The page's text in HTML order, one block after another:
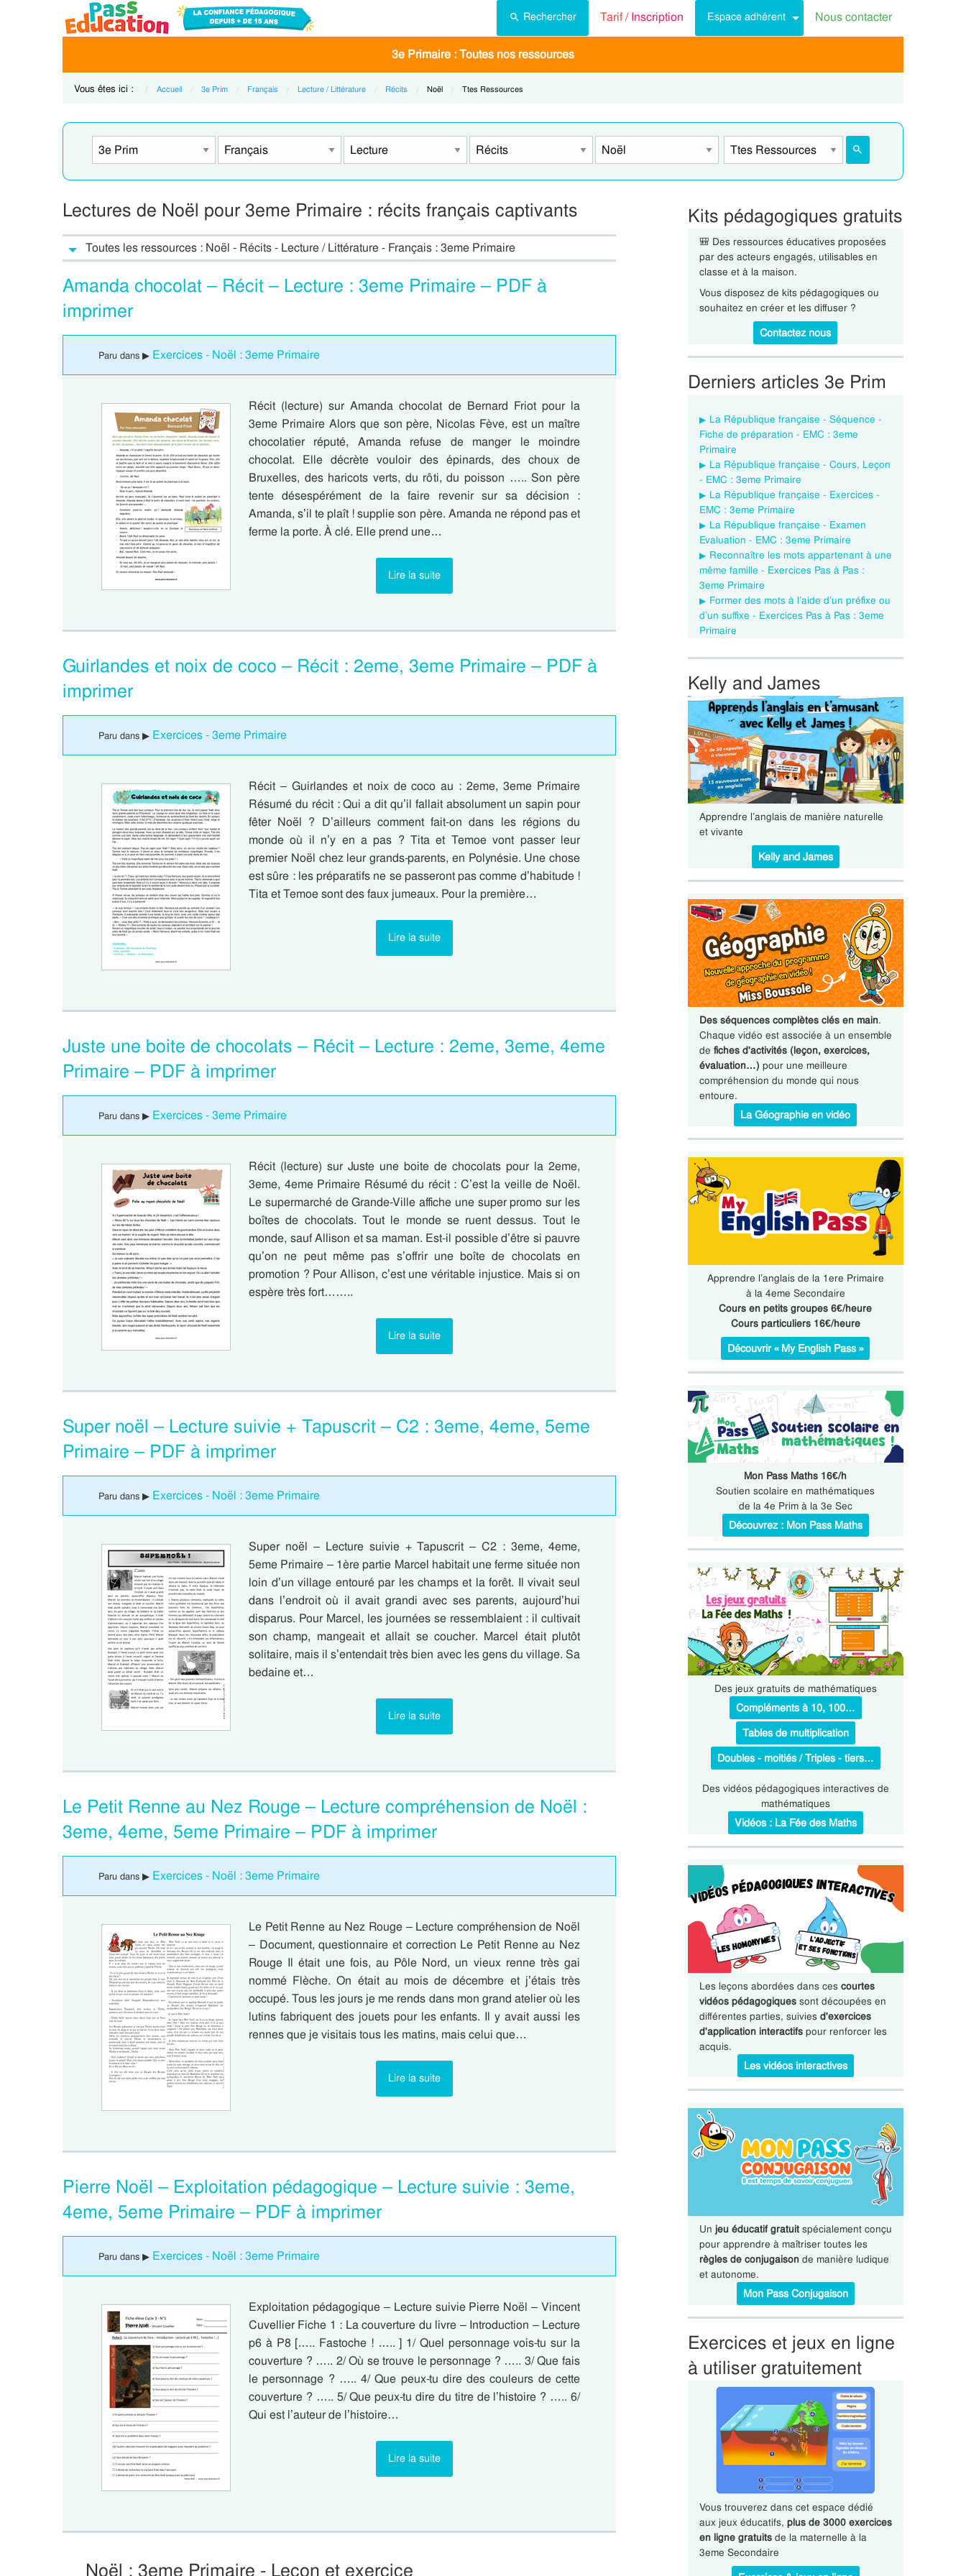
Rechercher Tarif /Inscription Espace adhérent Nous contacter
3e Primaire : Toutes nos ressources
Vous êtes ici : Accueil 3e Prim Français Lecture / Littérature Récits Current:
Noël Current:
Ttes Ressources
Lectures de Noël pour 3eme Primaire : récits français captivants
Toutes les ressources : Noël - Récits - Lecture / Littérature - Français : 3eme Primaire
Amanda chocolat – Récit – Lecture : 3eme Primaire – PDF à
imprimer
Paru dans ▶ Exercices - Noël : 3eme Primaire
Récit (lecture) sur Amanda chocolat de Bernard Friot pour la
3eme Primaire Alors que son père, Nicolas Fève, est un maître
chocolatier réputé, Amanda refuse de manger le moindre
chocolat. Elle décrète vouloir des épinards, des choux de
Bruxelles, des haricots verts, du rôti, du poisson ….. Son père
tente désespérément de la faire revenir sur sa décision :
Amanda, s’il te plaît ! supplie son père. Amanda ne répond pas et
ferme la porte. À clé. Elle prend une…
Lire la suite
Guirlandes et noix de coco – Récit : 2eme, 3eme Primaire – PDF à
imprimer
Paru dans ▶ Exercices - 3eme Primaire
Récit – Guirlandes et noix de coco au : 2eme, 3eme Primaire
Résumé du récit : Qui a dit qu’il fallait absolument un sapin pour
fêter Noël ? D’ailleurs comment fait-on dans les régions du
monde où il n’y en a pas ? Tita et Temoe vont passer leur
premier Noël chez leur grands-parents, en Polynésie. Une chose
est sûre : les préparatifs ne se passeront pas comme d’habitude !
Tita et Temoe sont des faux jumeaux. Pour la première…
Lire la suite
Juste une boite de chocolats – Récit – Lecture : 2eme, 3eme, 4eme
Primaire – PDF à imprimer
Paru dans ▶ Exercices - 3eme Primaire
Récit (lecture) sur Juste une boite de chocolats pour la 2eme,
3eme, 4eme Primaire Résumé du récit : C’est la veille de Noël.
Le supermarché de Grande-Ville affiche une super promo sur les
boîtes de chocolats. Tout le monde se ruent dessus. Tout le
monde, sauf Allison et sa maman. Est-il possible d’être si pauvre
qu’on ne peut même pas s’offrir une boîte de chocolats en
promotion ? Pour Allison, c’est une véritable injustice. Mais si on
espère très fort……..
Lire la suite
Super noël – Lecture suivie + Tapuscrit – C2 : 3eme, 4eme, 5eme
Primaire – PDF à imprimer
Paru dans ▶ Exercices - Noël : 3eme Primaire
Super noël – Lecture suivie + Tapuscrit – C2 : 3eme, 4eme,
5eme Primaire – 1ère partie Marcel habitait une ferme située non
loin d’un village entouré par les champs et la forêt. Il vivait seul
dans l’endroit où il avait grandi avec ses parents, aujourd’hui
disparus. Pour Marcel, les journées se ressemblaient : il cultivait
son champ, mangeait et allait se coucher. Marcel était plutôt
solitaire, mais il s’entendait très bien avec les gens du village. Sa
bedaine et…
Lire la suite
Le Petit Renne au Nez Rouge – Lecture compréhension de Noël :
3eme, 4eme, 5eme Primaire – PDF à imprimer
Paru dans ▶ Exercices - Noël : 3eme Primaire
Le Petit Renne au Nez Rouge – Lecture compréhension de Noël
– Document, questionnaire et correction Le Petit Renne au Nez
Rouge Il était une fois, au Pôle Nord, un vieux renne très gai
nommé Flèche. On était au mois de décembre et j’étais très
occupé. Tous les jours je me rends dans mon grand atelier où les
lutins fabriquent des jouets pour les enfants. Il y avait aussi les
rennes que je visitais tous les matins, mais celui que…
Lire la suite
Pierre Noël – Exploitation pédagogique – Lecture suivie : 3eme,
4eme, 5eme Primaire – PDF à imprimer
Paru dans ▶ Exercices - Noël : 3eme Primaire
Exploitation pédagogique – Lecture suivie Pierre Noël – Vincent
Cuvellier Fiche 1 : La couverture du livre – Introduction – Lecture
p6 à P8 [….. Fastoche ! ….. ] 1/ Quel personnage vois-tu sur la
couverture ? ….. 2/ Où se trouve le personnage ? ….. 3/ Que fais
le personnage ? ….. 4/ Que peux-tu dire des couleurs de cette
couverture ? ….. 5/ Que peux-tu dire du titre de l’histoire ? ….. 6/
Qui est l’auteur de l’histoire…
Lire la suite
Noël : 3eme Primaire - Leçon et exercice
Kits pédagogiques gratuits
🎒 Des ressources éducatives proposées
par des acteurs engagés, utilisables en
classe et à la maison.
Vous disposez de kits pédagogiques ou
souhaitez en créer et les diffuser ?
Contactez nous
Derniers articles 3e Prim
La République française - Séquence -
Fiche de préparation - EMC : 3eme
Primaire
La République française - Cours, Leçon
- EMC : 3eme Primaire
La République française - Exercices -
EMC : 3eme Primaire
La République française - Examen
Evaluation - EMC : 3eme Primaire
Reconnaître les mots appartenant à une
même famille - Exercices Pas à Pas :
3eme Primaire
Former des mots à l’aide d’un préfixe ou
d’un suffixe - Exercices Pas à Pas : 3eme
Primaire
Kelly and James
Apprendre l’anglais de manière naturelle
et vivante
Kelly and James
Des séquences complètes clés en main.
Chaque vidéo est associée à un ensemble
de fiches d'activités (leçon, exercices,
évaluation…) pour une meilleure
compréhension du monde qui nous
entoure.
La Géographie en vidéo
Apprendre l’anglais de la 1ere Primaire
à la 4eme Secondaire
Cours en petits groupes 6€/heure
Cours particuliers 16€/heure
Découvrir « My English Pass »
Mon Pass Maths 16€/h
Soutien scolaire en mathématiques
de la 4e Prim à la 3e Sec
Découvrez : Mon Pass Maths
Des jeux gratuits de mathématiques
Compléments à 10, 100…
Tables de multiplication
Doubles - moitiés / Triples - tiers…
Des vidéos pédagogiques interactives de
mathématiques
Vidéos : La Fée des Maths
Les leçons abordées dans ces courtes
vidéos pédagogiquessont découpées en
différentes parties, suivies d'exercices
d'application interactifspour renforcer les
acquis.
Les vidéos interactives
Un jeu éducatif gratuitspécialement conçu
pour apprendre à maîtriser toutes les
règles de conjugaisonde manière ludique
et autonome.
Mon Pass Conjugaison
Exercices et jeux en ligne
à utiliser gratuitement
Vous trouverez dans cet espace dédié
aux jeux éducatifs, plus de 3000 exercices
en ligne gratuitsde la maternelle à la
3eme Secondaire